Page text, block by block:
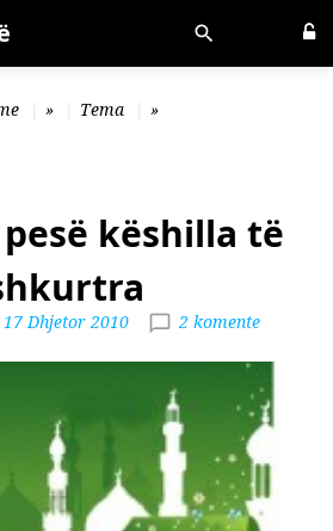
» Tema »
këshilla të
Dhjetor 2010 2 komente